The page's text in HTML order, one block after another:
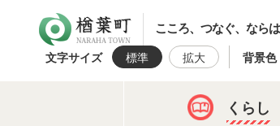
楢葉町こころ、つなぐ、なら
文字サイズ 標準 拡大 背景色
くらし